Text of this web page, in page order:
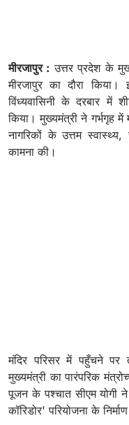
मीरजापुर : उत्तर प्रदेश के
मीरजापुर का दौरा
विंध्यवासिनी के दरबार में
किया। मुख्यमंत्री ने गर्भगृह
नागरिकों के उत्तम
कामना की।
मंदिर परिसर में पहुँचने पर
मुख्यमंत्री का पारंपरिक
पूजन के पश्चात सीएम योगी ने
कॉरिडोर' परियोजना के